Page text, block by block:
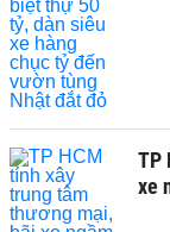
TP
xe